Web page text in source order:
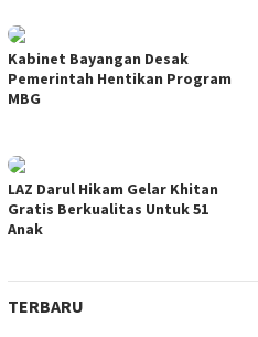
Kabinet Bayangan Desak
Pemerintah Hentikan Program
MBG
LAZ Darul Hikam Gelar Khitan
Gratis Berkualitas Untuk 51
Anak
TERBARU